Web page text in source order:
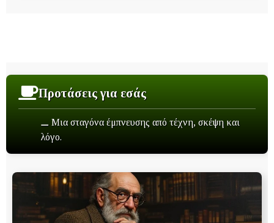
Προτάσεις για εσάς
⚊ Μια σταγόνα έμπνευσης από τέχνη, σκέψη και
λόγο.